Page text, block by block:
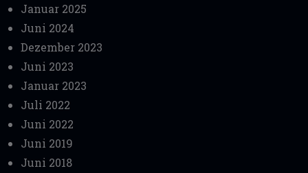
Januar 2025
Juni 2024
Dezember 2023
Juni 2023
Januar 2023
Juli 2022
Juni 2022
Juni 2019
Juni 2018